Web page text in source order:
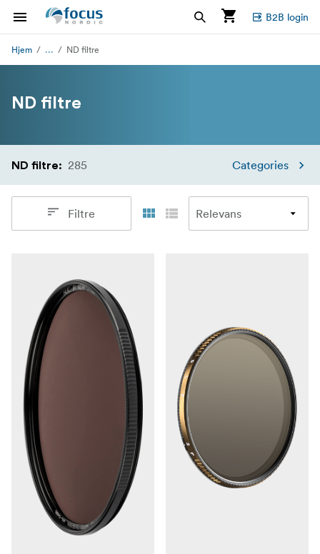
B2B login
Hjem ... ND filtre
ND filtre
ND filtre: 285 Categories
Filtre